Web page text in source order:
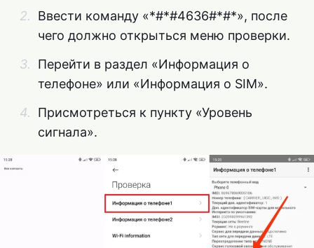
Ввести команду «*#*#4636#*#*», после
чего должно открыться меню проверки.
Перейти в раздел «Информация о
телефоне» или «Информация о SIM».
Присмотреться к пункту «Уровень
сигнала».